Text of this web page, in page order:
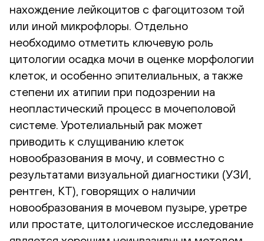
нахождение лейкоцитов с фагоцитозом той
или иной микрофлоры. Отдельно
необходимо отметить ключевую роль
цитологии осадка мочи в оценке морфологии
клеток, и особенно эпителиальных, а также
степени их атипии при подозрении на
неопластический процесс в мочеполовой
системе. Уротелиальный рак может
приводить к слущиванию клеток
новообразования в мочу, и совместно с
результатами визуальной диагностики (УЗИ,
рентген, КТ), говорящих о наличии
новообразования в мочевом пузыре, уретре
или простате, цитологическое исследование